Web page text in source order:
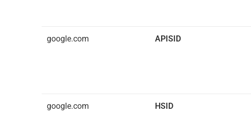
google.com APISID
google.com HSID